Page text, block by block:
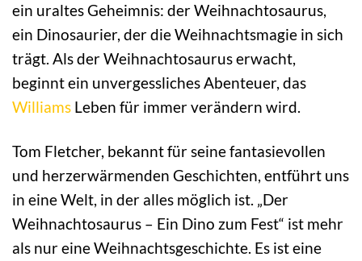
ein uraltes Geheimnis: der Weihnachtosaurus,
ein Dinosaurier, der die Weihnachtsmagie in sich
trägt. Als der Weihnachtosaurus erwacht,
beginnt ein unvergessliches Abenteuer, das
Williams Leben für immer verändern wird.
Tom Fletcher, bekannt für seine fantasievollen
und herzerwärmenden Geschichten, entführt uns
in eine Welt, in der alles möglich ist. „Der
Weihnachtosaurus – Ein Dino zum Fest“ ist mehr
als nur eine Weihnachtsgeschichte. Es ist eine